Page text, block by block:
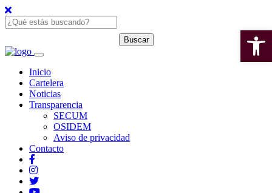
Inicio
Cartelera
Noticias
Transparencia
SECUM
OSIDEM
Aviso de privacidad
Contacto